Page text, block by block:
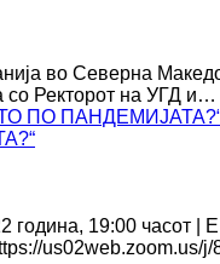
во Северна
со Ректорот на УГД и…
година, 19:00 часот |
us02web.zoom.us/